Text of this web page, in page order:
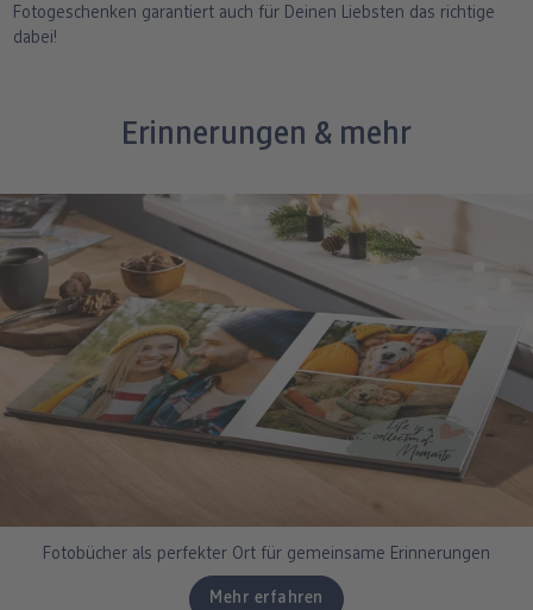
Fotogeschenken garantiert auch für Deinen Liebsten das richtige
dabei!
Erinnerungen & mehr
Fotobücher als perfekter Ort für gemeinsame Erinnerungen
Mehr erfahren